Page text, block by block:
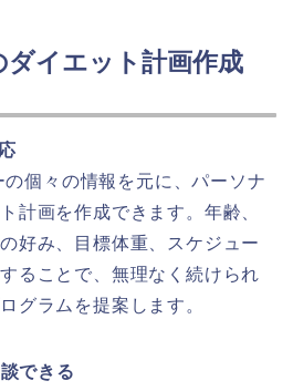
イエット計画作成
個々の情報を元に、パーソナ
計画を作成できます。年齢、
好み、目標体重、スケジュー
ることで、無理なく続けられ
グラムを提案します。
できる